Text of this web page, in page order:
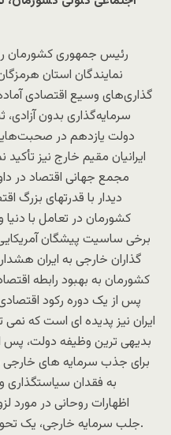
نمایندگان استان
‌گذاری‌های وسیع اقتصادی
سرمایه‌گذاری بدون
دولت یازدهم در
ایرانیان مقیم خارج نیز
مجمع جهانی اقتصاد در
دیدار با قدرتهای
کشورمان در تعامل با
برخی ساسیت پیشگان
گذاران خارجی به ایران
کشورمان به بهبود رابطه
پس از یک دوره رکود
ایران نیز پدیده ای است که نمی
بدیهی ترین وظیفه دولت، پس
برای جذب سرمایه های خارجی
به فقدان سیاستگذاری
اظهارات روحانی در مورد
جلب سرمایه خارجی، یک تحول مثبت سیاسی محسوب می‌شود.